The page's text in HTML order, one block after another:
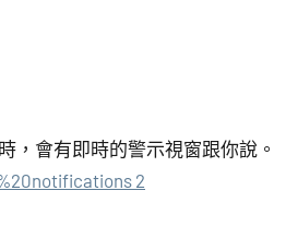
，會有即時的警示視窗跟你說。